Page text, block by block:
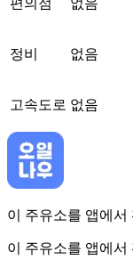
편의점 없음
정비 없음
고속도로 없음
이 주유소를 앱에서
이 주유소를 앱에서